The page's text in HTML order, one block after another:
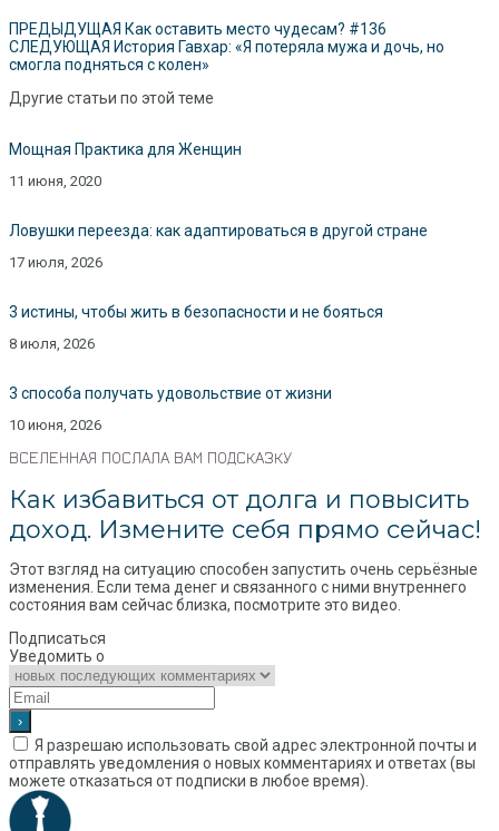
ПРЕДЫДУЩАЯ Как оставить место чудесам? #136
СЛЕДУЮЩАЯ История Гавхар: «Я потеряла мужа и дочь, но
смогла подняться с колен»
Другие статьи по этой теме
Мощная Практика для Женщин
11 июня, 2020
Ловушки переезда: как адаптироваться в другой стране
17 июля, 2026
3 истины, чтобы жить в безопасности и не бояться
8 июля, 2026
3 способа получать удовольствие от жизни
10 июня, 2026
ВСЕЛЕННАЯ ПОСЛАЛА ВАМ ПОДСКАЗКУ
Как избавиться от долга и повысить
доход. Измените себя прямо сейчас!
Этот взгляд на ситуацию способен запустить очень серьёзные
изменения. Если тема денег и связанного с ними внутреннего
состояния вам сейчас близка, посмотрите это видео.
Подписаться
Уведомить о
Я разрешаю использовать свой адрес электронной почты и
отправлять уведомления о новых комментариях и ответах (вы
можете отказаться от подписки в любое время).